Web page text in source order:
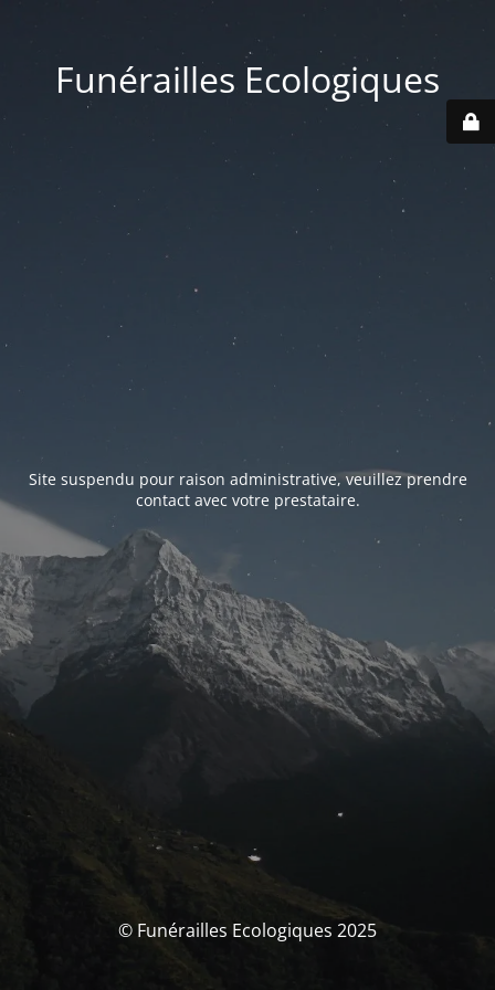
Funérailles Ecologiques
Site suspendu pour raison administrative, veuillez prendre
contact avec votre prestataire.
© Funérailles Ecologiques 2025